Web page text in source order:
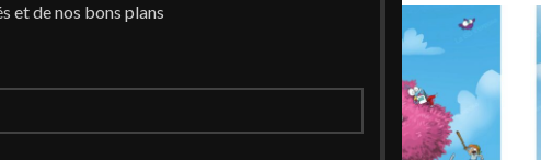
et de nos bons plans